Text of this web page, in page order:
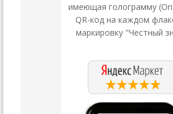
имеющая голограмму
QR-код на каждом
маркировку "Честный